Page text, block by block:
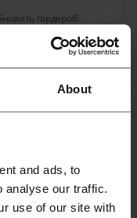
About
and ads, to
analyse our traffic.
use of our site with
гардероб:
и обувь со
выбирайте
заказ с промокодом
заказ, используя
упустите